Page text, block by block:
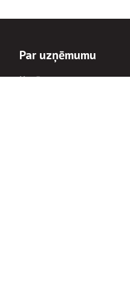
Par uzņēmumu
Uzņēmums